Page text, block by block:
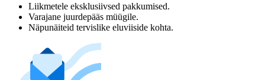
Liikmetele eksklusiivsed pakkumised.
Varajane juurdepääs müügile.
Näpunäiteid tervislike eluviiside kohta.